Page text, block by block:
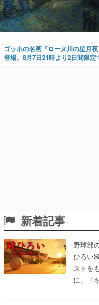
ゴッホの名画『ローヌ川の星月
登場。8月7日21時より2日間限定
新着記事
野球部
ひろい
ストを
に。『